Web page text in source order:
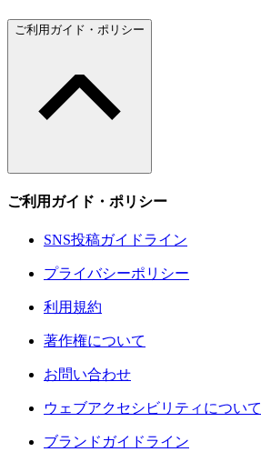
ご利用ガイド・ポリシー
ご利用ガイド・ポリシー
SNS投稿ガイドライン
プライバシーポリシー
利用規約
著作権について
お問い合わせ
ウェブアクセシビリティについて
ブランドガイドライン